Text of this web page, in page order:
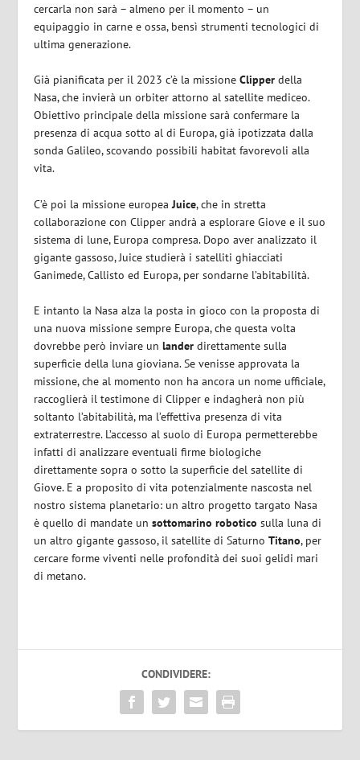
cercarla non sarà – almeno per il momento – un
equipaggio in carne e ossa, bensì strumenti tecnologici di
ultima generazione.
Già pianificata per il 2023 c’è la missioneClipper della
Nasa, che invierà un orbiter attorno al satellite mediceo.
Obiettivo principale della missione sarà confermare la
presenza di acqua sotto al di Europa, già ipotizzata dalla
sonda Galileo, scovando possibili habitat favorevoli alla
vita.
C’è poi la missione europeaJuice, che in stretta
collaborazione con Clipper andrà a esplorare Giove e il suo
sistema di lune, Europa compresa. Dopo aver analizzato il
gigante gassoso, Juice studierà i satelliti ghiacciati
Ganimede, Callisto ed Europa, per sondarne l’abitabilità.
E intanto la Nasa alza la posta in gioco con la proposta di
una nuova missione sempre Europa, che questa volta
dovrebbe però inviare unlander direttamente sulla
superficie della luna gioviana. Se venisse approvata la
missione, che al momento non ha ancora un nome ufficiale,
raccoglierà il testimone di Clipper e indagherà non più
soltanto l’abitabilità, ma l’effettiva presenza di vita
extraterrestre. L’accesso al suolo di Europa permetterebbe
infatti di analizzare eventuali firme biologiche
direttamente sopra o sotto la superficie del satellite di
Giove. E a proposito di vita potenzialmente nascosta nel
nostro sistema planetario: un altro progetto targato Nasa
è quello di mandate unsottomarino robotico sulla luna di
un altro gigante gassoso, il satellite di SaturnoTitano, per
cercare forme viventi nelle profondità dei suoi gelidi mari
di metano.
CONDIVIDERE: